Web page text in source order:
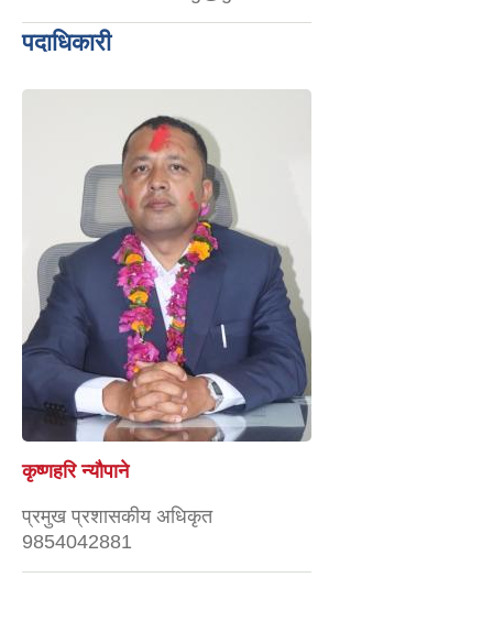
पदाधिकारी
कृष्णहरि न्यौपाने
प्रमुख प्रशासकीय अधिकृत
9854042881